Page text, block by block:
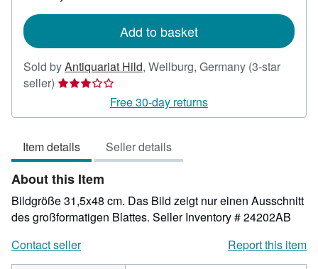
Add to basket
Sold byAntiquariat Hild, Weilburg, Germany (3-star
seller) Seller
3
of
5
stars
Free 30-day returns
Item details Seller details
About this Item
Bildgröße 31,5x48 cm. Das Bild zeigt nur einen Ausschnitt
des großformatigen Blattes. Seller Inventory # 24202AB
Contact seller
Report this item